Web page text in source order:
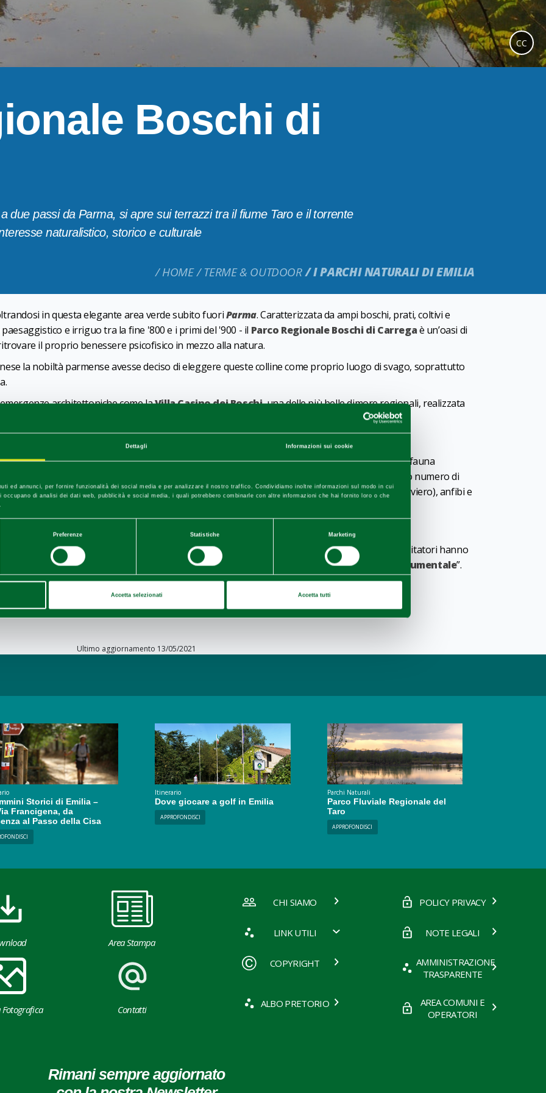
Dettagli Informazioni sui cookie
ed annunci, per fornire funzionalità dei social media e per analizzare il nostro traffico. Condividiamo inoltre informazioni sul modo in cui
di analisi dei dati web, pubblicità e social media, i quali potrebbero combinarle con altre informazioni che hai fornito loro o che
Preferenze Statistiche Marketing
Accetta selezionati Accetta tutti
Boschi di
due passi da Parma, si apre sui terrazzi tra il fiume Taro e il torrente
naturalistico, storico e culturale
HOME TERME & OUTDOOR I PARCHI NATURALI DI EMILIA
CC
in questa elegante area verde subito fuoriParma. Caratterizzata da ampi boschi, prati, coltivi e
e irriguo tra la fine '800 e i primi del '900 - il Parco Regionale Boschi di Carregaè un’oasi di
il proprio benessere psicofisico in mezzo alla natura.
la nobiltà parmense avesse deciso di eleggere queste colline come proprio luogo di svago, soprattutto
architettoniche come laVilla Casino dei Boschi, una delle più belle dimore regionali, realizzata
Petitot su incarico di Maria Amalia, figlia di Maria Teresa d'Austria.
naturalistica e culturale per l'educazione ambientale e il turismo. Ancora oggi l'abbondante fauna
Tra querceti, castagneti, latifoglie autoctone e conifere esotiche trovano rifugio un nutrito numero di
ghiro, volpe, donnola, etc.). Non mancano uccelli (Picchio Rosso, Picchio Verde, Astore, Sparviero), anfibi e
offrono la possibilità di fare piacevoli corse e passeggiate lungo i sentieri ben tracciati. I visitatori hanno
è quello che attraversa la secolare “Faggeta di Maria Amalia ” e il “Giardino Monumentale”.
in lunghe pedalate collegandosi volendo allaCiclovia del Parco del Taro
Ultimo aggiornamento 13/05/2021
Storici di Emilia –
Francigena, da
al Passo della Cisa
Itinerario
Dove giocare a golf in Emilia
APPROFONDISCI
Parchi Naturali
Parco Fluviale Regionale del
Taro
APPROFONDISCI
Area Stampa
Fotografica Contatti
CHI SIAMO POLICY PRIVACY
LINK UTILI NOTE LEGALI
COPYRIGHT
AMMINISTRAZIONE
TRASPARENTE
ALBO PRETORIO
AREA COMUNI E
OPERATORI
Rimani sempre aggiornato